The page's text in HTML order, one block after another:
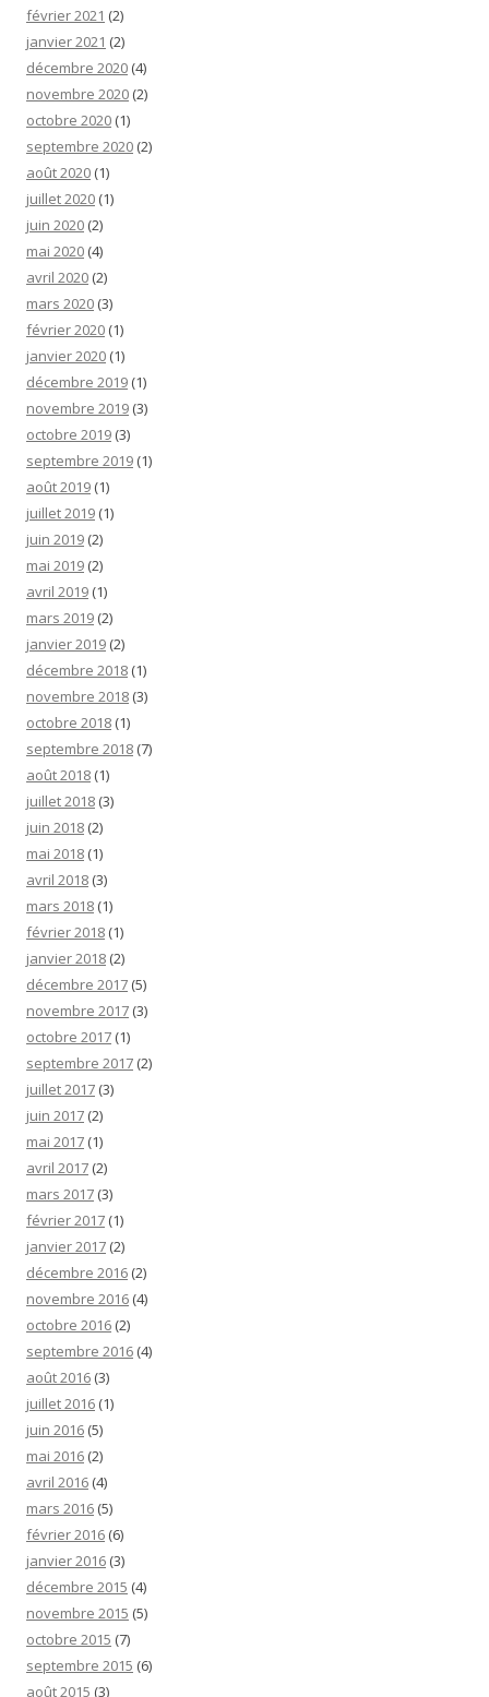
février 2021 (2)
janvier 2021 (2)
décembre 2020 (4)
novembre 2020 (2)
octobre 2020 (1)
septembre 2020 (2)
août 2020 (1)
juillet 2020 (1)
juin 2020 (2)
mai 2020 (4)
avril 2020 (2)
mars 2020 (3)
février 2020 (1)
janvier 2020 (1)
décembre 2019 (1)
novembre 2019 (3)
octobre 2019 (3)
septembre 2019 (1)
août 2019 (1)
juillet 2019 (1)
juin 2019 (2)
mai 2019 (2)
avril 2019 (1)
mars 2019 (2)
janvier 2019 (2)
décembre 2018 (1)
novembre 2018 (3)
octobre 2018 (1)
septembre 2018 (7)
août 2018 (1)
juillet 2018 (3)
juin 2018 (2)
mai 2018 (1)
avril 2018 (3)
mars 2018 (1)
février 2018 (1)
janvier 2018 (2)
décembre 2017 (5)
novembre 2017 (3)
octobre 2017 (1)
septembre 2017 (2)
juillet 2017 (3)
juin 2017 (2)
mai 2017 (1)
avril 2017 (2)
mars 2017 (3)
février 2017 (1)
janvier 2017 (2)
décembre 2016 (2)
novembre 2016 (4)
octobre 2016 (2)
septembre 2016 (4)
août 2016 (3)
juillet 2016 (1)
juin 2016 (5)
mai 2016 (2)
avril 2016 (4)
mars 2016 (5)
février 2016 (6)
janvier 2016 (3)
décembre 2015 (4)
novembre 2015 (5)
octobre 2015 (7)
septembre 2015 (6)
août 2015 (3)